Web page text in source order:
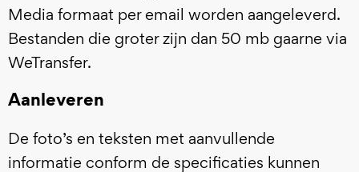
Media formaat per email worden aangeleverd.
Bestanden die groter zijn dan 50 mb gaarne via
WeTransfer.
Aanleveren
De foto’s en teksten met aanvullende
informatie conform de specificaties kunnen